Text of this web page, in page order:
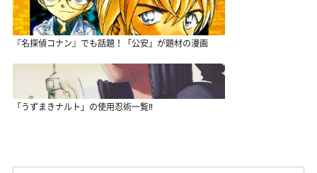
『名探偵コナン』でも話題！「公安」が題材の漫画
「うずまきナルト」の使用忍術一覧‼